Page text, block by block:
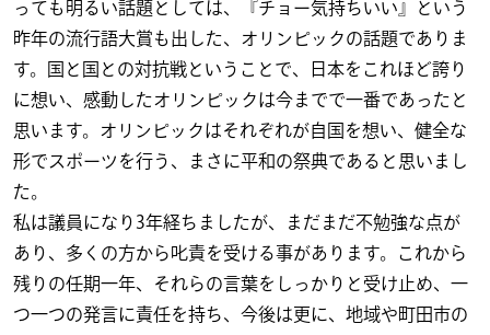
っても明るい話題としては、『チョー気持ちいい』という
昨年の流行語大賞も出した、オリンピックの話題でありま
す。国と国との対抗戦ということで、日本をこれほど誇り
に想い、感動したオリンピックは今までで一番であったと
思います。オリンピックはそれぞれが自国を想い、健全な
形でスポーツを行う、まさに平和の祭典であると思いまし
た。
私は議員になり3年経ちましたが、まだまだ不勉強な点が
あり、多くの方から叱責を受ける事があります。これから
残りの任期一年、それらの言葉をしっかりと受け止め、一
つ一つの発言に責任を持ち、今後は更に、地域や町田市の